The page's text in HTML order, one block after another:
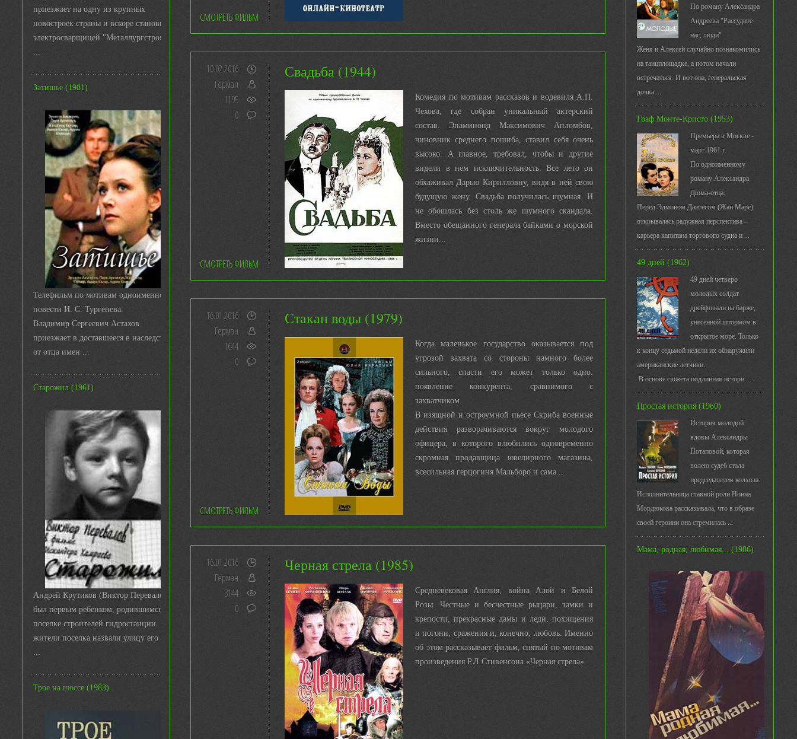
приезжает на одну из крупных
новостроек страны и вскоре становится
электросварщицей "Металлургстроя&q
...
Затишье (1981)
Телефильм по мотивам одноименной
повести И. С. Тургенева.
Владимир Сергеевич Астахов
приезжает в доставшееся в наследство
от отца имен ...
Старожил (1961)
Андрей Крутиков (Виктор Перевалов)
был первым ребенком, родившимся в
поселке строителей гидростанции. И
жители поселка назвали улицу его име
...
Трое на шоссе (1983)
СМОТРЕТЬ ФИЛЬМ
Свадьба (1944)
Комедия по мотивам рассказов и водевиля А.П.
Чехова, где собран уникальный актерский
состав. Эпаминонд Максимович Апломбов,
чиновник среднего пошиба, ставил себя очень
высоко. А главное, требовал, чтобы и другие
видели в нем исключительность. Все лето он
обхаживал Дарью Кирилловну, видя в ней свою
будущую жену. Свадьба получилась шумная. И
не обошлась без столь же шумного скандала.
Вместо обещанного генерала байками о морской
жизни...
10.02.2016
Герман
1195
0
СМОТРЕТЬ ФИЛЬМ
Стакан воды (1979)
Когда маленькое государство оказывается под
угрозой захвата со стороны намного более
сильного, спасти его может только одно:
появление конкурента, сравнимого с
захватчиком.
В изящной и остроумной пьесе Скриба военные
действия разворачиваются вокруг молодого
офицера, в которого влюбились одновременно
скромная продавщица ювелирного магазина,
всесильная герцогиня Мальборо и сама...
16.01.2016
Герман
1644
0
СМОТРЕТЬ ФИЛЬМ
Черная стрела (1985)
Средневековая Англия, война Алой и Белой
Розы. Честные и бесчестные рыцари, замки и
крепости, прекрасные дамы и леди, похищения
и погони, сражения и, конечно, любовь. Именно
об этом рассказывает фильм, снятый по мотивам
произведения Р.Л.Стивенсона «Черная стрела».
16.01.2016
Герман
3144
0
По роману Александра
Андреева "Рассудите
нас, люди"
Женя и Алексей случайно познакомились
на танцплощадке, а потом начали
встречаться. И вот она, генеральская
дочка ...
Граф Монте-Кристо (1953)
Премьера в Москве -
март 1961 г.
По одноименному
роману Александра
Дюма-отца.
Перед Эдмоном Дантесом (Жан Маре)
открывалась радужная перспектива –
карьера капитана торгового судна и ...
49 дней (1962)
49 дней четверо
молодых солдат
дрейфовали на барже,
унесенной штормом в
открытое море. Только
к концу седьмой недели их обнаружили
американские летчики.
В основе сюжета подлинная истори ...
Простая история (1960)
История молодой
вдовы Александры
Потаповой, которая
волею судеб стала
председателем колхоза.
Исполнительница главной роли Нонна
Мордюкова рассказывала, что в образе
своей героини она стремилась ...
Мама, родная, любимая... (1986)